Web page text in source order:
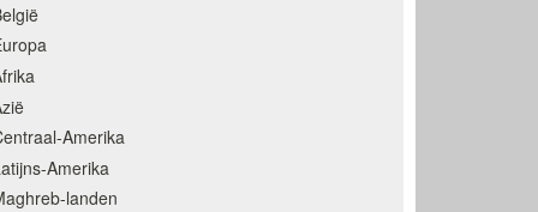
Amerika
Amerika
landen